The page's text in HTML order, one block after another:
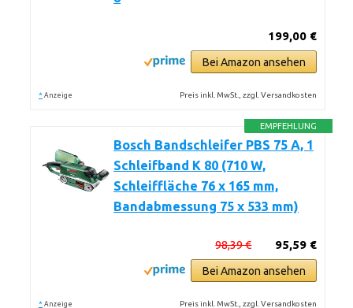
199,00 €
Bei Amazon ansehen
* Anzeige Preis inkl. MwSt., zzgl. Versandkosten
EMPFEHLUNG
Bosch Bandschleifer PBS 75 A, 1
Schleifband K 80 (710 W,
Schleiffläche 76 x 165 mm,
Bandabmessung 75 x 533 mm)
95,59 €
98,39 €
Bei Amazon ansehen
* Anzeige Preis inkl. MwSt., zzgl. Versandkosten